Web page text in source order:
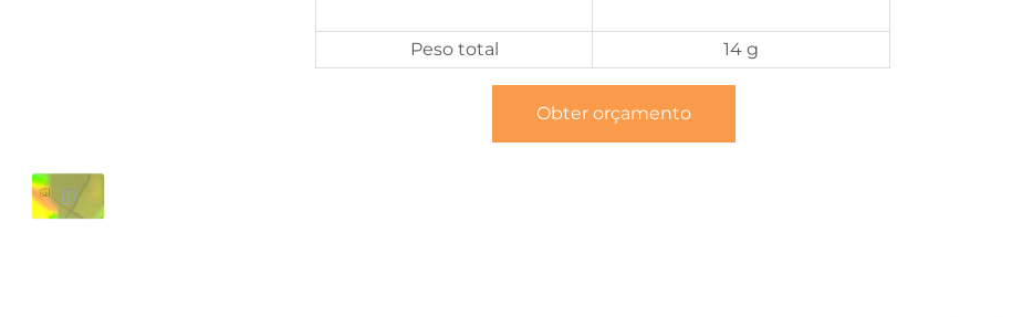
Peso total 14 g
Obter orçamento